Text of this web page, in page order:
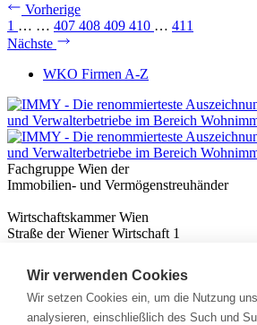
Vorherige
1 … … 407 408 409 410 … 411
Nächste
WKO Firmen A-Z
Fachgruppe Wien der
Immobilien- und Vermögenstreuhänder
Wirtschaftskammer Wien
Straße der Wiener Wirtschaft 1
Nützliches
Immobilienwissen
Formulare & Rechner
Wir verwenden Cookies
Wir setzen Cookies ein, um die Nutzung
analysieren, einschließlich des Such und